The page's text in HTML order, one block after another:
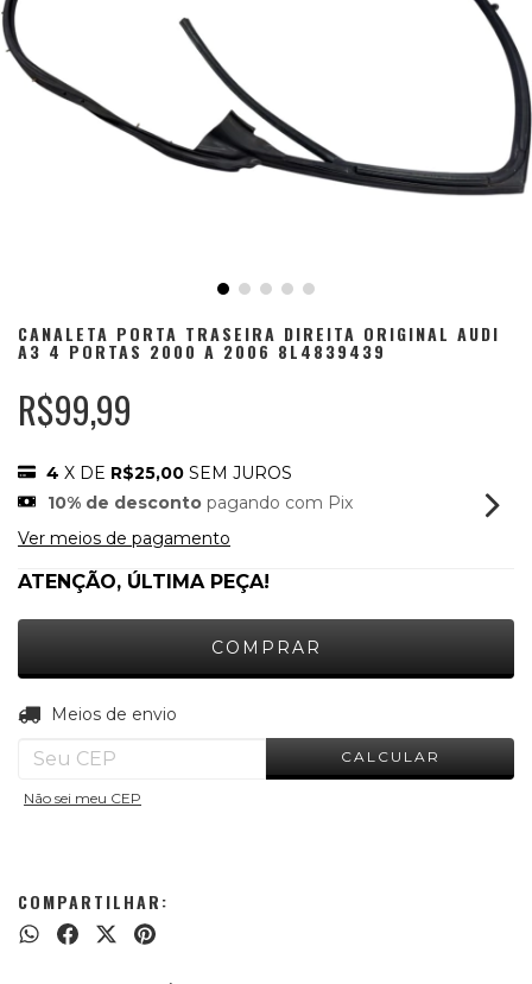
CANALETA PORTA TRASEIRA DIREITA ORIGINAL AUDI
A3 4 PORTAS 2000 A 2006 8L4839439
R$99,99
4 X DE R$25,00 SEM JUROS
10% de desconto pagando com Pix
Ver meios de pagamento
ATENÇÃO, ÚLTIMA PEÇA!
Entregas para o CEP:
Meios de envio
CALCULAR
Não sei meu CEP
COMPARTILHAR: